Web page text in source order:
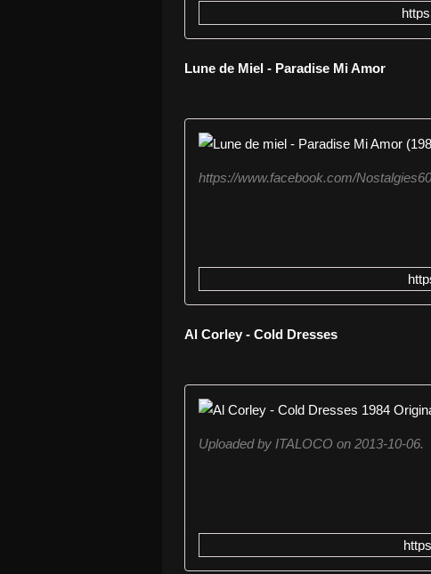
Lune de Miel - Paradise Mi Amor
https://www.facebook.com/
Al Corley - Cold Dresses
Uploaded by ITALOCO on 2013-10-06.